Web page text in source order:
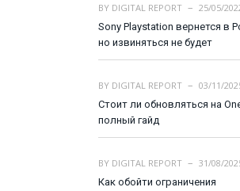
BY DIGITAL REPORT
25/05/
Sony Playstation вернется в
но извиняться не будет
BY DIGITAL REPORT
03/11/
Стоит ли обновляться на
полный гайд
BY DIGITAL REPORT
31/08/
Как обойти ограничения